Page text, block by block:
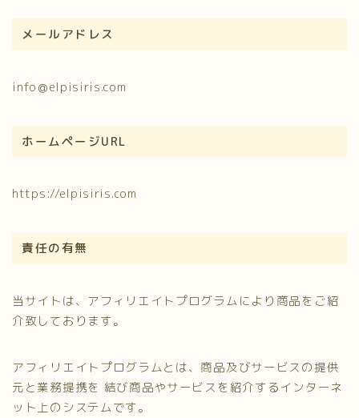
メールアドレス
info＠elpisiris.com
ホームページURL
https://elpisiris.com
責任の有無
当サイトは、アフィリエイトプログラムにより商品をご紹
介致しております。
アフィリエイトプログラムとは、商品及びサービスの提供
元と業務提携を 結び商品やサービスを紹介するインターネ
ット上のシステムです。